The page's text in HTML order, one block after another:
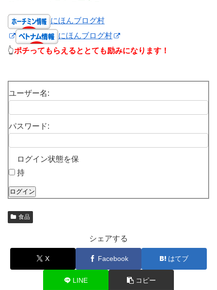
にほんブログ村
にほんブログ村
👆ポチってもらえるととても励みになります！
ユーザー名:
パスワード:
ログイン状態を保
持
ログイン
食品
シェアする
X Facebook はてブ
LINE コピー